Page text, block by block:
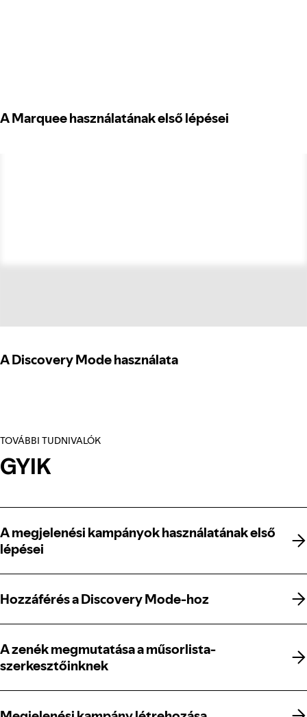
A Marquee használatának első lépései
A Discovery Mode használata
TOVÁBBI TUDNIVALÓK
GYIK
A megjelenési kampányok használatának első
lépései
A megjelenési kampányok használatának első
lépései
Hozzáférés a Discovery Mode-hoz
Hozzáférés a Discovery Mode-hoz
A zenék megmutatása a műsorlista-
szerkesztőinknek
A zenék megmutatása a műsorlista-
szerkesztőinknek